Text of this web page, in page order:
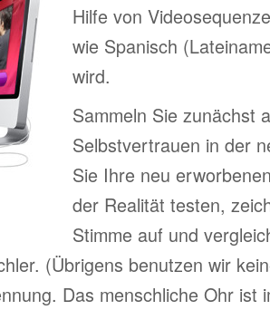
Hilfe von
wie Spanisch
wird.
Sammeln Sie zunächst
Selbstvertrauen in der
Sie Ihre neu
der Realität testen,
Stimme auf und
(Übrigens benutzen wir
Das menschliche Ohr ist